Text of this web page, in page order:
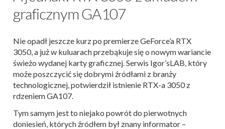
graficznym GA107
Nie opadł jeszcze kurz po premierze GeForce’a RTX
3050, a już w kuluarach przebąkuje się o nowym wariancie
świeżo wydanej karty graficznej. Serwis Igor’sLAB, który
może poszczycić się dobrymi źródłami z branży
technologicznej, potwierdził istnienie RTX-a 3050 z
rdzeniem GA107.
Tym samym jest to niejako powrót do pierwotnych
doniesień, których źródłem był znany informator –